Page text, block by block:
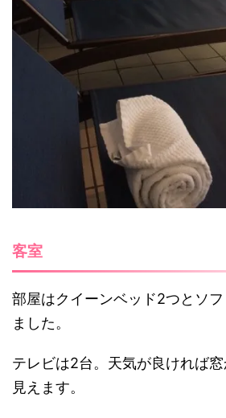
客室
部屋はクイーンベッド2つとソ
ました。
テレビは2台。天気が良ければ
見えます。